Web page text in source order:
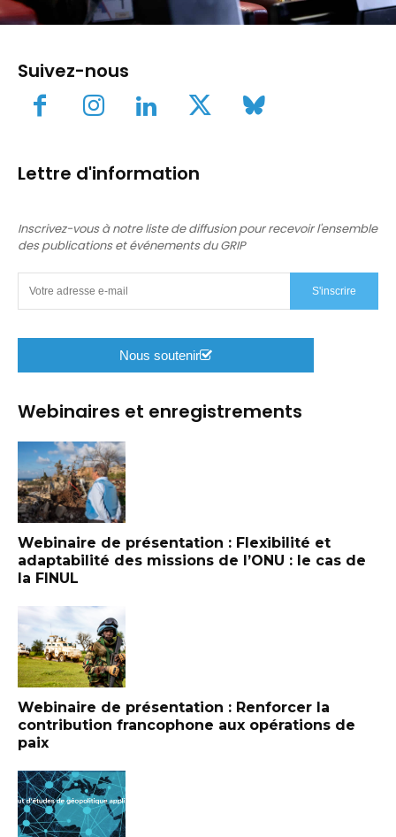
Suivez-nous
Lettre d'information
Inscrivez-vous à notre liste de diffusion pour recevoir l'ensemble
des publications et événements du GRIP
S'inscrire
Nous soutenir
Webinaires et enregistrements
Webinaire de présentation : Flexibilité et
adaptabilité des missions de l’ONU : le cas de
la FINUL
Webinaire de présentation : Renforcer la
contribution francophone aux opérations de
paix